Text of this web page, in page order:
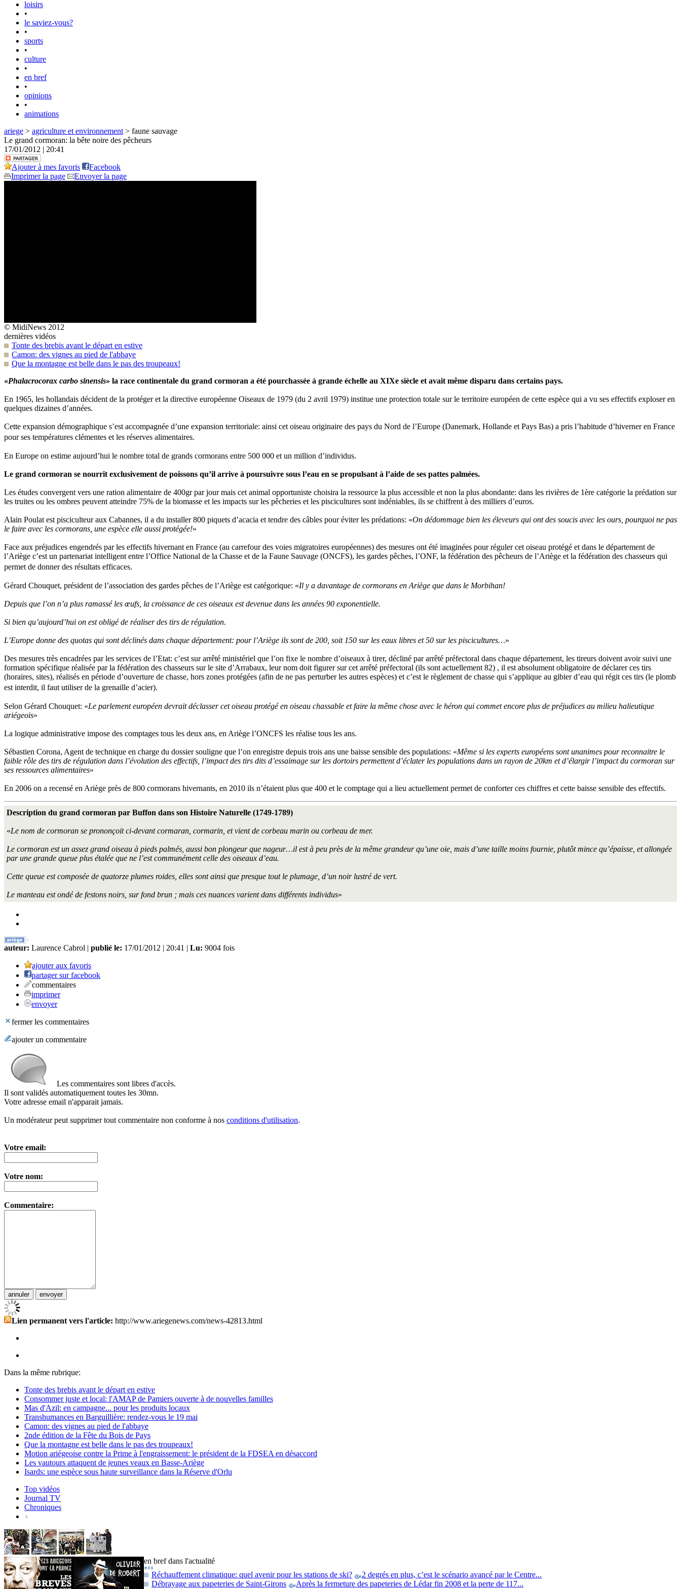
loisirs
•
le saviez-vous?
•
sports
•
culture
•
en bref
•
opinions
•
animations
ariege > agriculture et environnement > faune sauvage
Le grand cormoran: la bête noire des pêcheurs
17/01/2012 | 20:41
Ajouter à mes favoris
Facebook
Imprimer la page
Envoyer la page
© MidiNews 2012
dernières vidéos
Tonte des brebis avant le départ en estive
Camon: des vignes au pied de l'abbaye
Que la montagne est belle dans le pas des troupeaux!
«Phalacrocorax carbo sinensis» la race continentale du grand cormoran a été pourchassée à grande échelle au XIXe siècle et avait même disparu dans certains pays.
En 1965, les hollandais décident de la protéger et la directive européenne Oiseaux de 1979 (du 2 avril 1979) institue une protection totale sur le territoire européen de cette espèce qui a vu ses effectifs exploser en
quelques dizaines d’années.
Cette expansion démographique s’est accompagnée d’une expansion territoriale: ainsi cet oiseau originaire des pays du Nord de l’Europe (Danemark, Hollande et Pays Bas) a pris l’habitude d’hiverner en France
pour ses températures clémentes et les réserves alimentaires.
En Europe on estime aujourd’hui le nombre total de grands cormorans entre 500 000 et un million d’individus.
Le grand cormoran se nourrit exclusivement de poissons qu’il arrive à poursuivre sous l’eau en se propulsant à l’aide de ses pattes palmées.
Les études convergent vers une ration alimentaire de 400gr par jour mais cet animal opportuniste choisira la ressource la plus accessible et non la plus abondante: dans les rivières de 1ère catégorie la prédation sur
les truites ou les ombres peuvent atteindre 75% de la biomasse et les impacts sur les pêcheries et les piscicultures sont indéniables, ils se chiffrent à des milliers d’euros.
Alain Poulat est pisciculteur aux Cabannes, il a du installer 800 piquets d’acacia et tendre des câbles pour éviter les prédations: «On dédommage bien les éleveurs qui ont des soucis avec les ours, pourquoi ne pas
le faire avec les cormorans, une espèce elle aussi protégée!»
Face aux préjudices engendrés par les effectifs hivernant en France (au carrefour des voies migratoires européennes) des mesures ont été imaginées pour réguler cet oiseau protégé et dans le département de
l’Ariège c’est un partenariat intelligent entre l’Office National de la Chasse et de la Faune Sauvage (ONCFS), les gardes pêches, l’ONF, la fédération des pêcheurs de l’Ariège et la fédération des chasseurs qui
permet de donner des résultats efficaces.
Gérard Chouquet, président de l’association des gardes pêches de l’Ariège est catégorique: «Il y a davantage de cormorans en Ariège que dans le Morbihan!
Depuis que l’on n’a plus ramassé les œufs, la croissance de ces oiseaux est devenue dans les années 90 exponentielle.
Si bien qu’aujourd’hui on est obligé de réaliser des tirs de régulation.
L’Europe donne des quotas qui sont déclinés dans chaque département: pour l’Ariège ils sont de 200, soit 150 sur les eaux libres et 50 sur les piscicultures…»
Des mesures très encadrées par les services de l’Etat: c’est sur arrêté ministériel que l’on fixe le nombre d’oiseaux à tirer, décliné par arrêté préfectoral dans chaque département, les tireurs doivent avoir suivi une
formation spécifique réalisée par la fédération des chasseurs sur le site d’Arrabaux, leur nom doit figurer sur cet arrêté préfectoral (ils sont actuellement 82) , il est absolument obligatoire de déclarer ces tirs
(horaires, sites), réalisés en période d’ouverture de chasse, hors zones protégées (afin de ne pas perturber les autres espèces) et c’est le règlement de chasse qui s’applique au gibier d’eau qui régit ces tirs (le plomb
est interdit, il faut utiliser de la grenaille d’acier).
Selon Gérard Chouquet: «Le parlement européen devrait déclasser cet oiseau protégé en oiseau chassable et faire la même chose avec le héron qui commet encore plus de préjudices au milieu halieutique
ariégeois»
La logique administrative impose des comptages tous les deux ans, en Ariège l’ONCFS les réalise tous les ans.
Sébastien Corona, Agent de technique en charge du dossier souligne que l’on enregistre depuis trois ans une baisse sensible des populations: «Même si les experts européens sont unanimes pour reconnaitre le
faible rôle des tirs de régulation dans l’évolution des effectifs, l’impact des tirs dits d’essaimage sur les dortoirs permettent d’éclater les populations dans un rayon de 20km et d’élargir l’impact du cormoran sur
ses ressources alimentaires»
En 2006 on a recensé en Ariège près de 800 cormorans hivernants, en 2010 ils n’étaient plus que 400 et le comptage qui a lieu actuellement permet de conforter ces chiffres et cette baisse sensible des effectifs.
Description du grand cormoran par Buffon dans son Histoire Naturelle (1749-1789)
«Le nom de cormoran se prononçoit ci-devant cormaran, cormarin, et vient de corbeau marin ou corbeau de mer.
Le cormoran est un assez grand oiseau à pieds palmés, aussi bon plongeur que nageur…il est à peu près de la même grandeur qu’une oie, mais d’une taille moins fournie, plutôt mince qu’épaisse, et allongée
par une grande queue plus étalée que ne l’est communément celle des oiseaux d’eau.
Cette queue est composée de quatorze plumes roides, elles sont ainsi que presque tout le plumage, d’un noir lustré de vert.
Le manteau est ondé de festons noirs, sur fond brun ; mais ces nuances varient dans différents individus»
auteur: Laurence Cabrol | publié le: 17/01/2012 | 20:41 | Lu: 9004 fois
ajouter aux favoris
partager sur facebook
commentaires
imprimer
envoyer
fermer les commentaires
ajouter un commentaire
Les commentaires sont libres d'accès.
Il sont validés automatiquement toutes les 30mn.
Votre adresse email n'apparait jamais.
Un modérateur peut supprimer tout commentaire non conforme à nos conditions d'utilisation.
Votre email:
Votre nom:
Commentaire:
Lien permanent vers l'article: http://www.ariegenews.com/news-42813.html
Dans la même rubrique:
Tonte des brebis avant le départ en estive
Consommer juste et local: l'AMAP de Pamiers ouverte à de nouvelles familles
Mas d'Azil: en campagne... pour les produits locaux
Transhumances en Barguillière: rendez-vous le 19 mai
Camon: des vignes au pied de l'abbaye
2nde édition de la Fête du Bois de Pays
Que la montagne est belle dans le pas des troupeaux!
Motion ariégeoise contre la Prime à l'engraissement: le président de la FDSEA en désaccord
Les vautours attaquent de jeunes veaux en Basse-Ariège
Isards: une espèce sous haute surveillance dans la Réserve d'Orlu
Top vidéos
Journal TV
Chroniques
en bref dans l'actualité
Réchauffement climatique: quel avenir pour les stations de ski?
2 degrés en plus, c’est le scénario avancé par le Centre...
Débrayage aux papeteries de Saint-Girons
Après la fermeture des papeteries de Lédar fin 2008 et la perte de 117...